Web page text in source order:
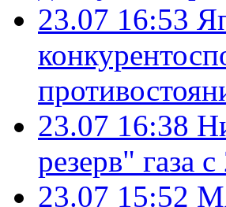
23.07 16:53
23.07 16:38
резерв" газа
23.07 15:52